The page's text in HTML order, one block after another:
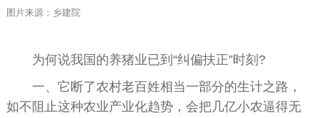
图片来源：乡建院
为何说我国的养猪业已到“纠偏扶正”时刻?
一、它断了农村老百姓相当一部分的生计之路，
如不阻止这种农业产业化趋势，会把几亿小农逼得无